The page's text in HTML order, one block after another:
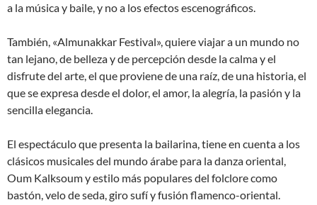
a la música y baile, y no a los efectos escenográficos.
También, «Almunakkar Festival», quiere viajar a un mundo no
tan lejano, de belleza y de percepción desde la calma y el
disfrute del arte, el que proviene de una raíz, de una historia, el
que se expresa desde el dolor, el amor, la alegría, la pasión y la
sencilla elegancia.
El espectáculo que presenta la bailarina, tiene en cuenta a los
clásicos musicales del mundo árabe para la danza oriental,
Oum Kalksoum y estilo más populares del folclore como
bastón, velo de seda, giro sufí y fusión flamenco-oriental.